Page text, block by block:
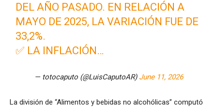
DEL AÑO PASADO. EN RELACIÓN A
MAYO DE 2025, LA VARIACIÓN FUE DE
33,2%.
✅ LA INFLACIÓN…
— totocaputo (@LuisCaputoAR) June 11, 2026
La división de “Alimentos y bebidas no alcohólicas” computó